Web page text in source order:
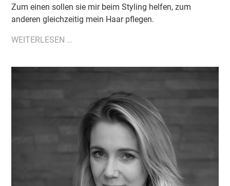
Zum einen sollen sie mir beim Styling helfen, zum
anderen gleichzeitig mein Haar pflegen.
WEITERLESEN …
MOD